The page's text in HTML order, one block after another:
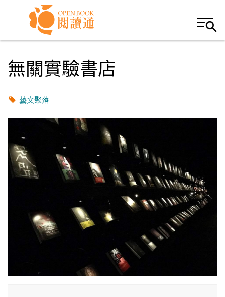
Skip to navigation
移至主內容
無關實驗書店
藝文聚落